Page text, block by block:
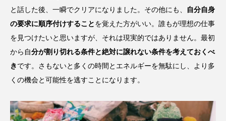
と話した後、一瞬でクリアになりました。その他にも、
自分自身
の要求に順序付けすることを覚えた方がいい。誰もが理想の仕事
を見つけたいと思いますが、それは現実的ではありません。最初
から自分が割り切れる条件と絶対に譲れない条件を考えておくべ
きです。さもないと多くの時間とエネルギーを無駄にし、より多
くの機会と可能性を逃すことになります。